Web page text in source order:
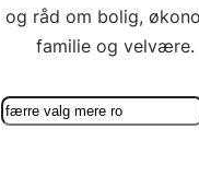
og råd om bolig,
familie og velvære.
Søg